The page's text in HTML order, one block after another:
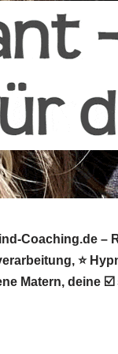
Coaching.de
⭐
Matern,